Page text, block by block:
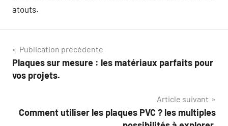
atouts.
Navigation
de
Publication précédente
Plaques sur mesure : les matériaux parfaits pour
vos projets.
Article suivant
Comment utiliser les plaques PVC ? les multiples